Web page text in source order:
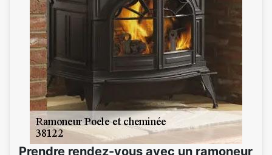
Prendre rendez-vous avec un ramoneur